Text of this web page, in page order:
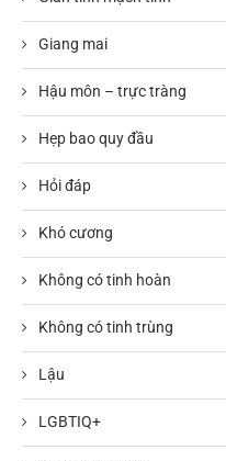
Giang mai
Hậu môn – trực tràng
Hẹp bao quy đầu
Hỏi đáp
Khó cương
Không có tinh hoàn
Không có tinh trùng
Lậu
LGBTIQ+